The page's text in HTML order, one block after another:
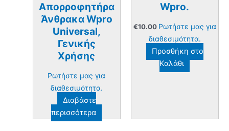
Απορροφητήρα
Άνθρακα Wpro
Universal,
Γενικής
Χρήσης
Ρωτήστε μας για
διαθεσιμότητα.
Διαβάστε
περισσότερα
Wpro.
€10.00 Ρωτήστε μας για
διαθεσιμότητα.
Προσθήκη στο
Καλάθι